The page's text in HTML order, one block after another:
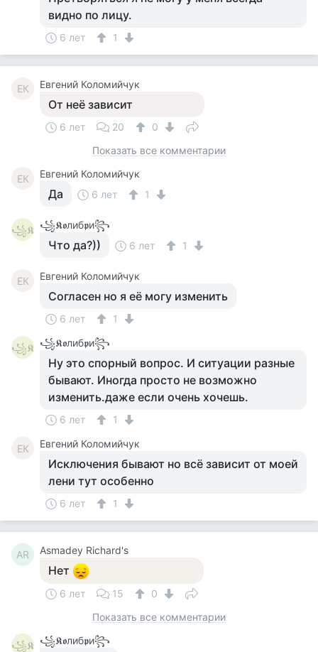
видно по лицу.
6 лет 1
ЕК Евгений Коломийчук
От неё зависит
6 лет 20
0
Показать все комментарии
ЕК Евгений Коломийчук
Да 6 лет 1
꧁𝕶 ꧁𝕶𝖔либ𝖕и꧂
Что да?)) 6 лет 1
ЕК Евгений Коломийчук
Согласен но я её могу изменить
6 лет 1
꧁𝕶 ꧁𝕶𝖔либ𝖕и꧂
Ну это спорный вопрос. И ситуации разные
бывают. Иногда просто не возможно
изменить.даже если очень хочешь.
6 лет 1
ЕК Евгений Коломийчук
Исключения бывают но всё зависит от моей
лени тут особенно
6 лет 1
AR Asmadey Richard's
Нет
6 лет 15
0
Показать все комментарии
꧁𝕶 ꧁𝕶𝖔либ𝖕и꧂